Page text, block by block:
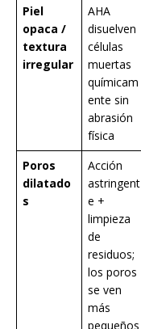
Piel
opaca /
textura
irregular
AHA
disuelven
células
muertas
químicam
ente sin
abrasión
física
Poros
dilatado
s
Acción
astringent
e +
limpieza
de
residuos;
los poros
se ven
más
pequeños